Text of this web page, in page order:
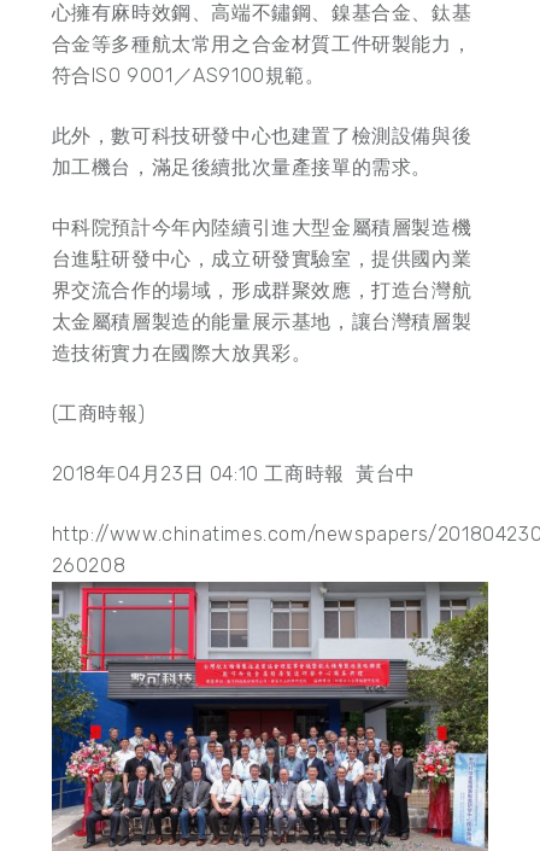
心擁有麻時效鋼、高端不鏽鋼、鎳基合金、鈦基
合金等多種航太常用之合金材質工件研製能力，
符合ISO 9001／AS9100規範。
此外，數可科技研發中心也建置了檢測設備與後
加工機台，滿足後續批次量產接單的需求。
中科院預計今年內陸續引進大型金屬積層製造機
台進駐研發中心，成立研發實驗室，提供國內業
界交流合作的場域，形成群聚效應，打造台灣航
太金屬積層製造的能量展示基地，讓台灣積層製
造技術實力在國際大放異彩。
(工商時報)
2018年04月23日 04:10 工商時報 黃台中
http://www.chinatimes.com/newspapers/
260208